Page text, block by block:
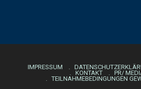
IMPRESSUM
KONTAKT
PR/
TEILNAHMEBEDINGUNGEN